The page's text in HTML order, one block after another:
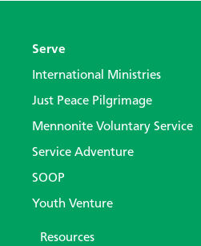
Serve
International Ministries
Just Peace Pilgrimage
Mennonite Voluntary Service
Service Adventure
SOOP
Youth Venture
Resources